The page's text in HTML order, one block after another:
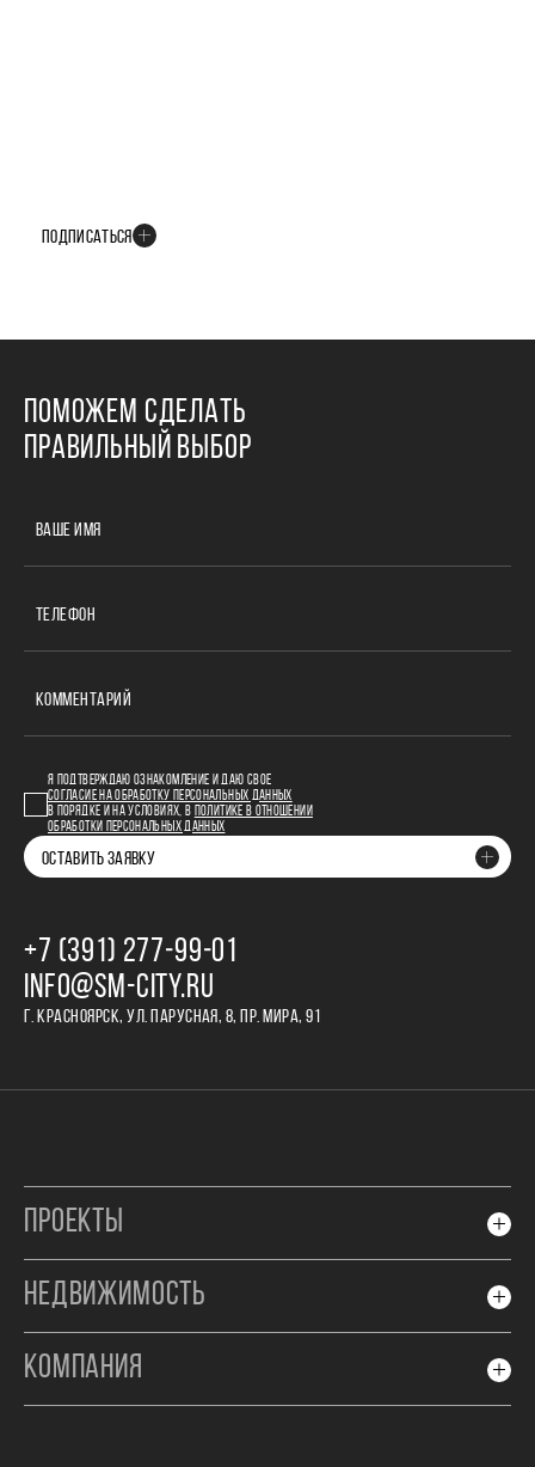
ПОДПИСАТЬСЯ
ПОМОЖЕМ СДЕЛАТЬ
ПРАВИЛЬНЫЙ ВЫБОР
ВАШЕ ИМЯ
ТЕЛЕФОН
КОММЕНТАРИЙ
Я ПОДТВЕРЖДАЮ ОЗНАКОМЛЕНИЕ И ДАЮ СВОЕ
СОГЛАСИЕ НА ОБРАБОТКУ ПЕРСОНАЛЬНЫХ ДАННЫХ
В ПОРЯДКЕ И НА УСЛОВИЯХ, В
ПОЛИТИКЕ В ОТНОШЕНИИ
ОБРАБОТКИ ПЕРСОНАЛЬНЫХ ДАННЫХ
ОСТАВИТЬ ЗАЯВКУ
+7 (391) 277‒99‒01
INFO@SM-CITY.RU
Г. КРАСНОЯРСК, УЛ. ПАРУСНАЯ, 8, ПР. МИРА, 91
ПРОЕКТЫ
НЕДВИЖИМОСТЬ
КОМПАНИЯ